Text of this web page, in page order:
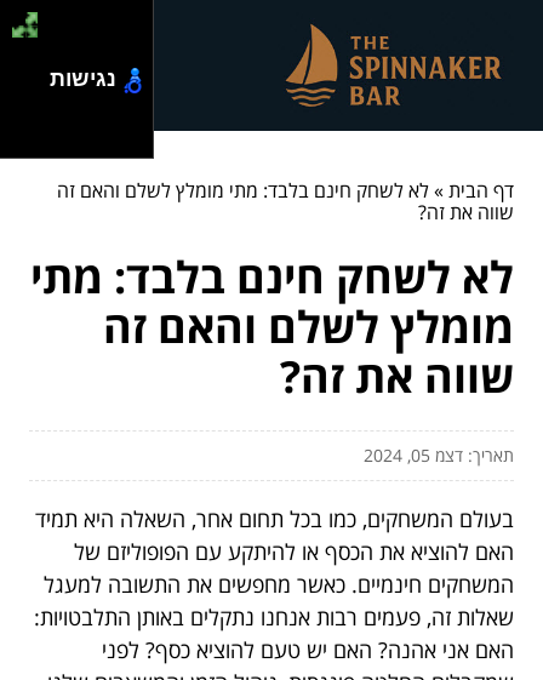
דף הבית»לא לשחק חינם בלבד: מתי מומלץ לשלם והאם זה
שווה את זה?
לא לשחק חינם בלבד: מתי
מומלץ לשלם והאם זה
שווה את זה?
תאריך: דצמ 05, 2024
בעולם המשחקים, כמו בכל תחום אחר, השאלה היא תמיד
האם להוציא את הכסף או להיתקע עם הפופוליזם של
המשחקים חינמיים. כאשר מחפשים את התשובה למעגל
שאלות זה, פעמים רבות אנחנו נתקלים באותן התלבטויות:
האם אני אהנה? האם יש טעם להוציא כסף? לפני
נגישות